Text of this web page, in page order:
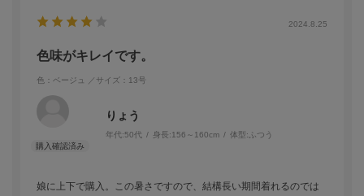
2024.8.25
色味がキレイです。
色：ベージュ ／サイズ：13号
りょう
年代:50代 身長:156～160cm 体型: ふつう
娘に上下で購入。この暑さですので、結構長い期間着れるのでは